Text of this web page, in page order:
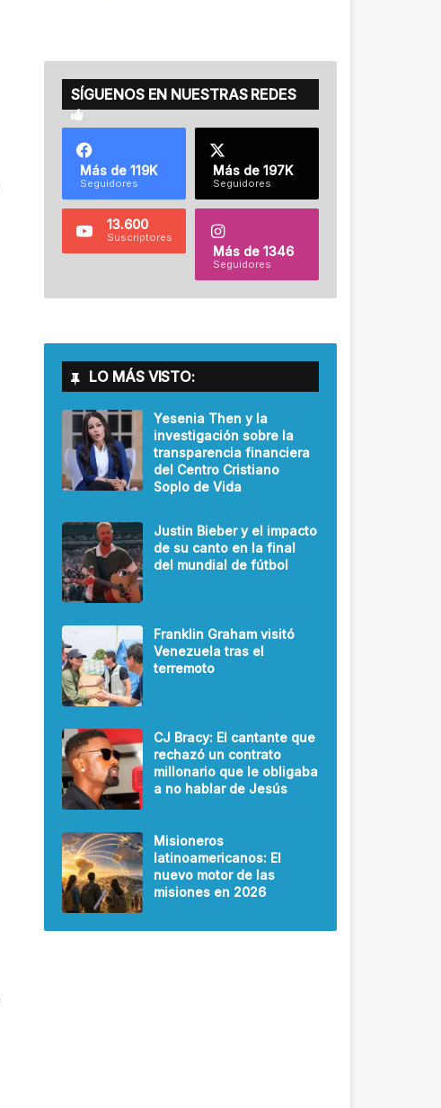
SÍGUENOS EN NUESTRAS REDES
Más de 119K
Seguidores
Más de 197K
Seguidores
13.600
Suscriptores
Más de 1346
Seguidores
LO MÁS VISTO:
Yesenia Then y la
investigación sobre la
transparencia financiera
del Centro Cristiano
Soplo de Vida
Justin Bieber y el impacto
de su canto en la final
del mundial de fútbol
Franklin Graham visitó
Venezuela tras el
terremoto
CJ Bracy: El cantante que
rechazó un contrato
millonario que le obligaba
a no hablar de Jesús
Misioneros
latinoamericanos: El
nuevo motor de las
misiones en 2026